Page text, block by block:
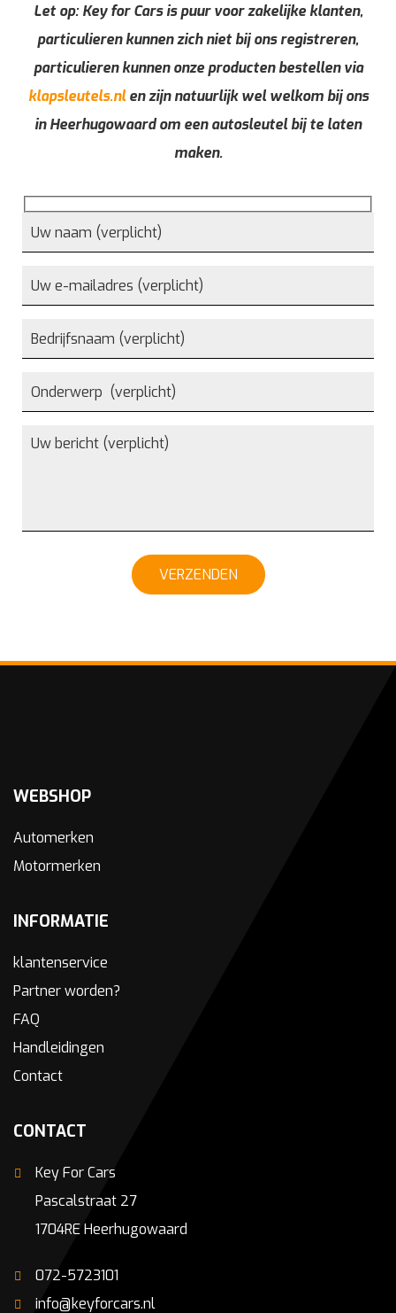
Let op: Key for Cars is puur voor zakelijke klanten,
particulieren kunnen zich niet bij ons registreren,
particulieren kunnen onze producten bestellen via
klapsleutels.nlen zijn natuurlijk wel welkom bij ons
in Heerhugowaard om een autosleutel bij te laten
maken.
VERZENDEN
WEBSHOP
Automerken
Motormerken
INFORMATIE
klantenservice
Partner worden?
FAQ
Handleidingen
Contact
CONTACT
Key For Cars
Pascalstraat 27
1704RE Heerhugowaard
072-5723101
info@keyforcars.nl